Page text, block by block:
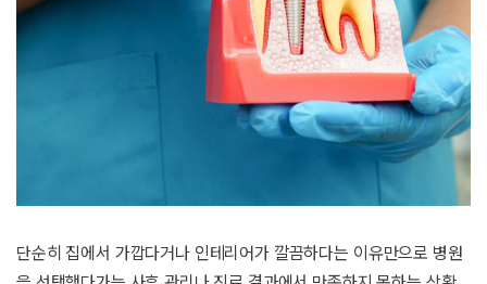
단순히 집에서 가깝다거나 인테리어가 깔끔하다는 이유만으로 병원